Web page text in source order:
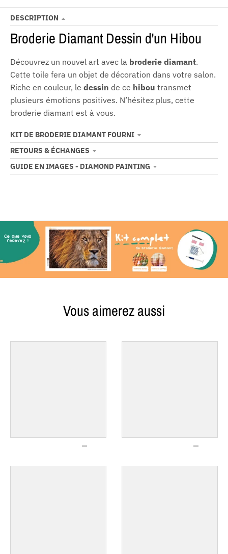
DESCRIPTION
Broderie Diamant Dessin d'un Hibou
Découvrez un nouvel art avec la broderie diamant.
Cette toile fera un objet de décoration dans votre salon.
Riche en couleur, le dessin de ce hibou transmet
plusieurs émotions positives. N’hésitez plus, cette
broderie diamant est à vous.
KIT DE BRODERIE DIAMANT FOURNI
RETOURS & ÉCHANGES
GUIDE EN IMAGES - DIAMOND PAINTING
Vous aimerez aussi